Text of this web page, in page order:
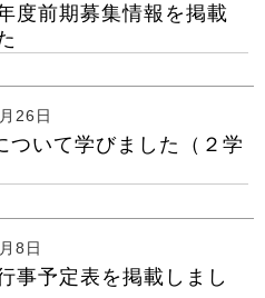
度前期募集情報を掲載
26日
ついて学びました（２学
8日
事予定表を掲載しまし